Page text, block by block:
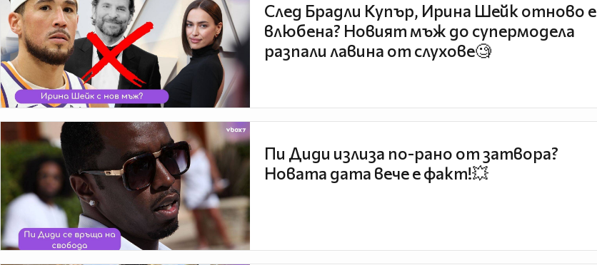
След Брадли Купър, Ирина Шейк отново е
влюбена? Новият мъж до супермодела
разпали лавина от слухове🧐
Пи Диди излиза по-рано от затвора?
Новата дата вече е факт!💥